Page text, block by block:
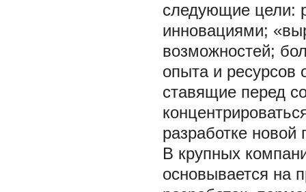
следующие цели:
инновациями;
возможностей;
опыта и
ставящие перед
разработке
В крупных
основывается на